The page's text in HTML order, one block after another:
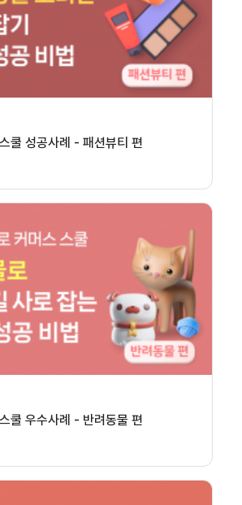
쿨 성공사례 - 패션뷰티 편
쿨 우수사례 - 반려동물 편